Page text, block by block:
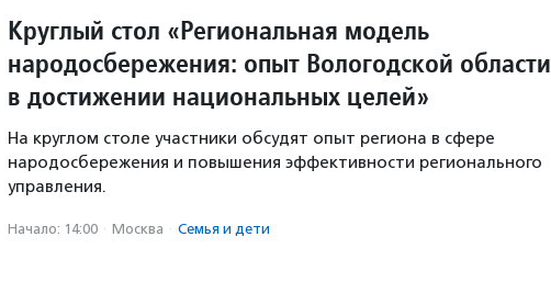
Круглый стол «Региональная модель
народосбережения: опыт Вологодской области
в достижении национальных целей»
На круглом столе участники обсудят опыт региона в сфере
народосбережения и повышения эффективности регионального
управления.
Начало: 14:00 · Москва · Семья и дети